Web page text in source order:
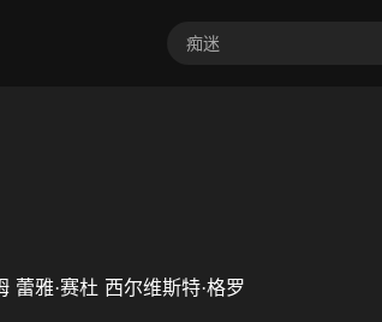
蕾雅·赛杜 西尔维斯特·格罗